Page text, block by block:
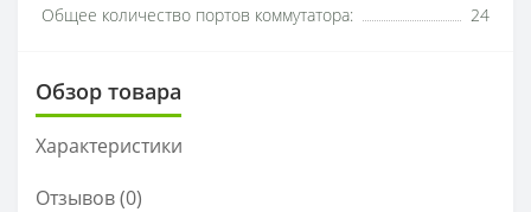
Общее количество портов коммутатора:
24
Обзор товара
Характеристики
Отзывов (0)